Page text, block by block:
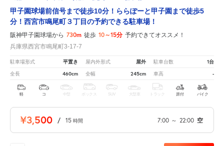
甲子園球場前信号まで徒歩10分！ららぽーと甲子園まで徒歩5
分！西宮市鳴尾町３丁目の予約できる駐車場！
阪神甲子園球場から 730m 徒歩 10～15分 予約できてオススメ！
兵庫県西宮市鳴尾町3-17-7
駐車場形式 平置き 屋内外形式 屋外 駐車台数 1台
全長 460cm 全幅 245cm 車高 -
軽 コ 中型 ボックス SUV 大型車 トラック 原付 バイク
¥3,500 / 15 時間 7:00 ～ 22:00 空